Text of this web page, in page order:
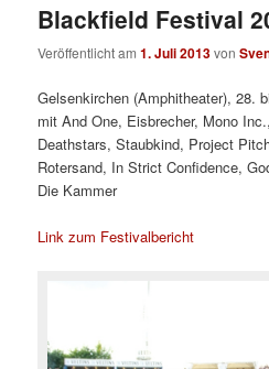
Blackfield Festival
Veröffentlicht am1. Juli 2013von
Gelsenkirchen (Amphitheater), 28.
mit And One, Eisbrecher, Mono
Deathstars, Staubkind, Project
Rotersand, In Strict Confidence,
Die Kammer
Link zum Festivalbericht